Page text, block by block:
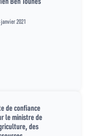
janvier 2021
de confiance
le ministre de
des